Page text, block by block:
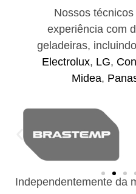
Nossos
experiência com
geladeiras,
Electrolux, LG,
Midea,
Independentemente da